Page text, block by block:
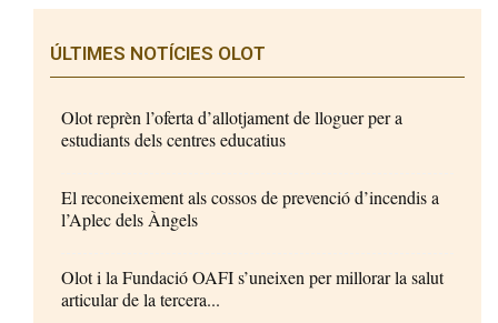
ÚLTIMES NOTÍCIES OLOT
Olot reprèn l’oferta d’allotjament de lloguer per a
estudiants dels centres educatius
El reconeixement als cossos de prevenció d’incendis a
l’Aplec dels Àngels
Olot i la Fundació OAFI s’uneixen per millorar la salut
articular de la tercera...